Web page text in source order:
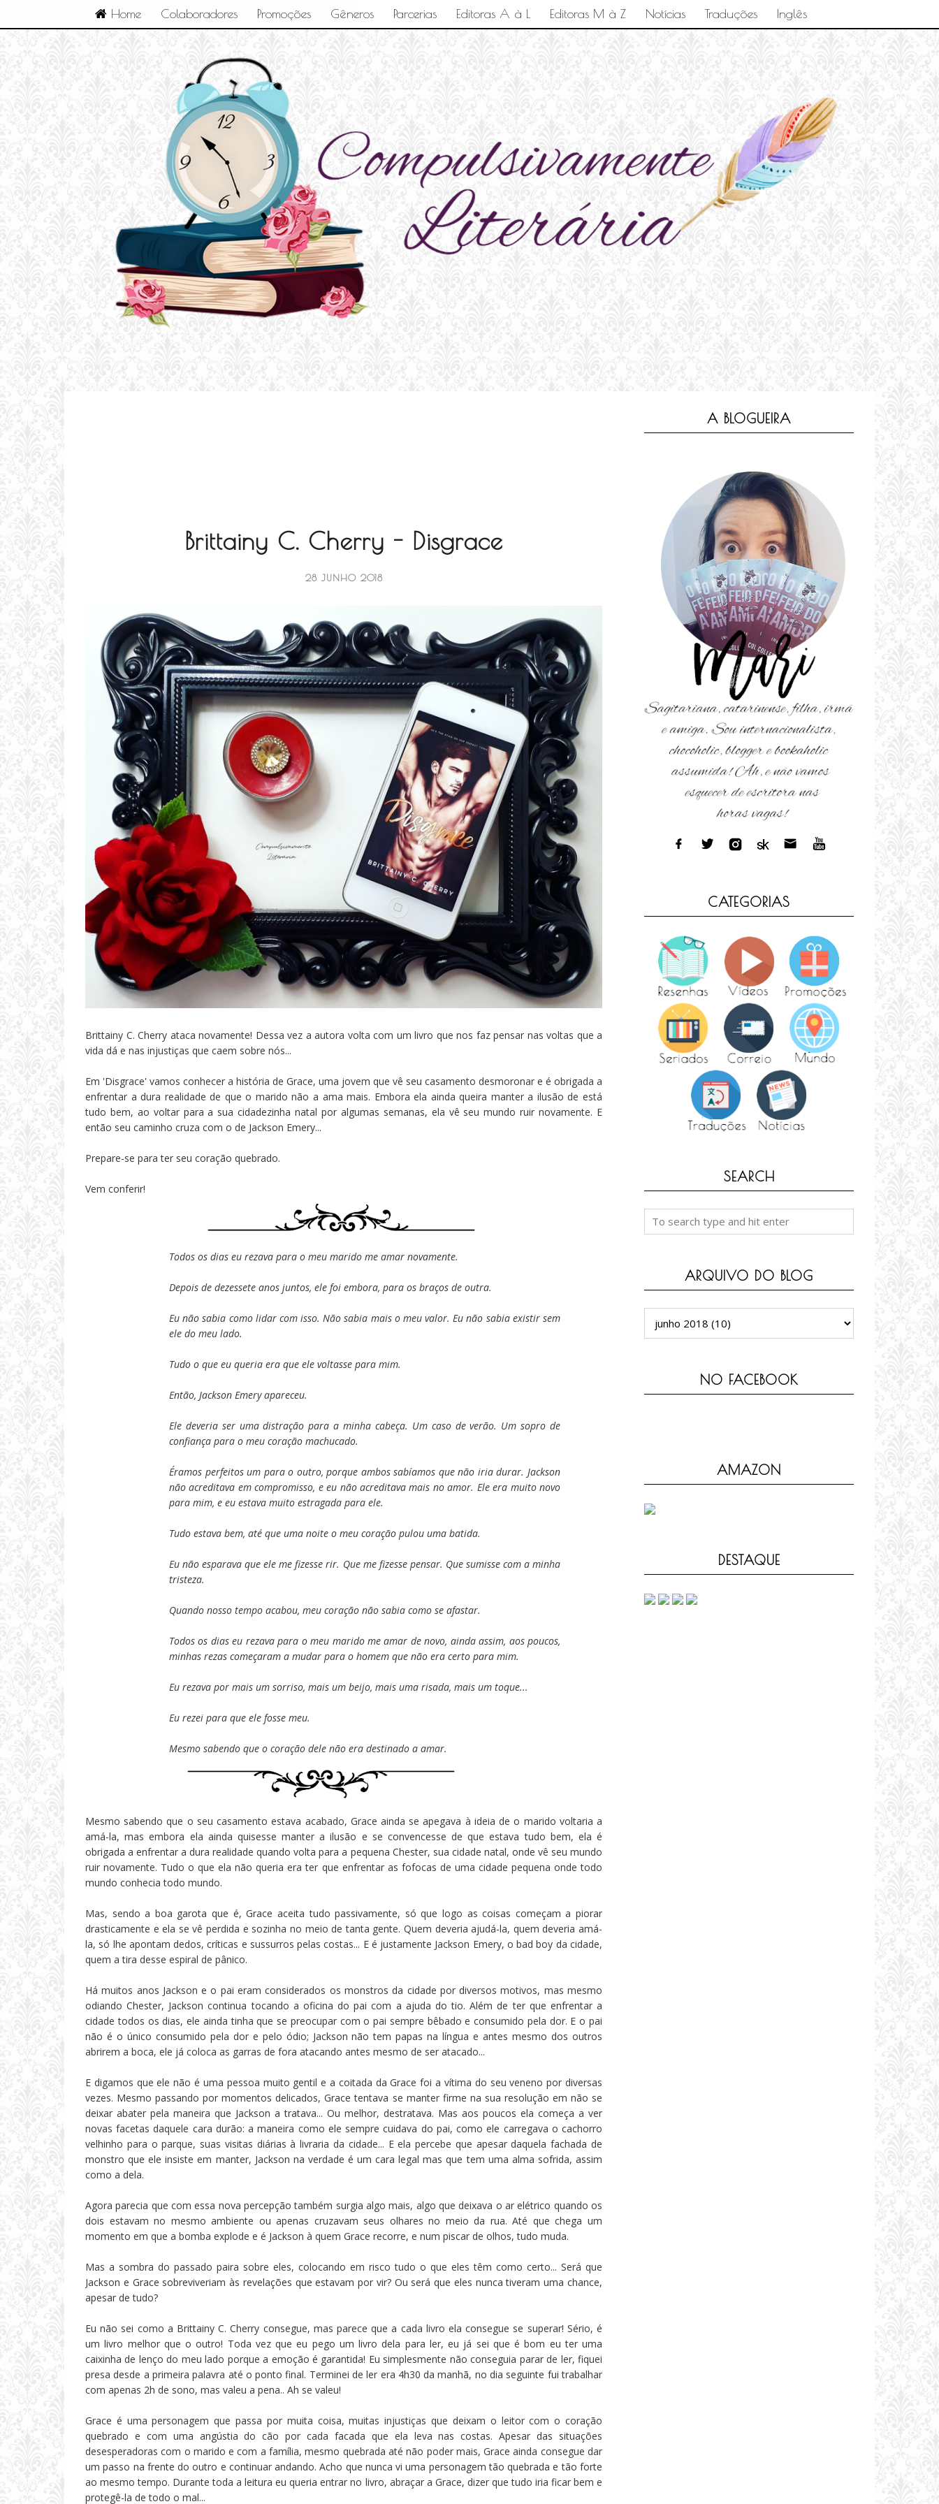
Home Colaboradores Promoções Gêneros Parcerias Editoras A à L Editoras M à Z Notícias Traduções Inglês
Brittainy C. Cherry - Disgrace
28 JUNHO 2018
Brittainy C. Cherry ataca novamente! Dessa vez a autora volta com um livro que nos faz pensar nas voltas que a
vida dá e nas injustiças que caem sobre nós...
Em 'Disgrace' vamos conhecer a história de Grace, uma jovem que vê seu casamento desmoronar e é obrigada a
enfrentar a dura realidade de que o marido não a ama mais. Embora ela ainda queira manter a ilusão de está
tudo bem, ao voltar para a sua cidadezinha natal por algumas semanas, ela vê seu mundo ruir novamente. E
então seu caminho cruza com o de Jackson Emery...
Prepare-se para ter seu coração quebrado.
Vem conferir!
Todos os dias eu rezava para o meu marido me amar novamente.
Depois de dezessete anos juntos, ele foi embora, para os braços de outra.
Eu não sabia como lidar com isso. Não sabia mais o meu valor. Eu não sabia existir sem
ele do meu lado.
Tudo o que eu queria era que ele voltasse para mim.
Então, Jackson Emery apareceu.
Ele deveria ser uma distração para a minha cabeça. Um caso de verão. Um sopro de
confiança para o meu coração machucado.
Éramos perfeitos um para o outro, porque ambos sabíamos que não iria durar. Jackson
não acreditava em compromisso, e eu não acreditava mais no amor. Ele era muito novo
para mim, e eu estava muito estragada para ele.
Tudo estava bem, até que uma noite o meu coração pulou uma batida.
Eu não esparava que ele me fizesse rir. Que me fizesse pensar. Que sumisse com a minha
tristeza.
Quando nosso tempo acabou, meu coração não sabia como se afastar.
Todos os dias eu rezava para o meu marido me amar de novo, ainda assim, aos poucos,
minhas rezas começaram a mudar para o homem que não era certo para mim.
Eu rezava por mais um sorriso, mais um beijo, mais uma risada, mais um toque...
Eu rezei para que ele fosse meu.
Mesmo sabendo que o coração dele não era destinado a amar.
Mesmo sabendo que o seu casamento estava acabado, Grace ainda se apegava à ideia de o marido voltaria a
amá-la, mas embora ela ainda quisesse manter a ilusão e se convencesse de que estava tudo bem, ela é
obrigada a enfrentar a dura realidade quando volta para a pequena Chester, sua cidade natal, onde vê seu mundo
ruir novamente. Tudo o que ela não queria era ter que enfrentar as fofocas de uma cidade pequena onde todo
mundo conhecia todo mundo.
Mas, sendo a boa garota que é, Grace aceita tudo passivamente, só que logo as coisas começam a piorar
drasticamente e ela se vê perdida e sozinha no meio de tanta gente. Quem deveria ajudá-la, quem deveria amá-
la, só lhe apontam dedos, críticas e sussurros pelas costas... E é justamente Jackson Emery, o bad boy da cidade,
quem a tira desse espiral de pânico.
Há muitos anos Jackson e o pai eram considerados os monstros da cidade por diversos motivos, mas mesmo
odiando Chester, Jackson continua tocando a oficina do pai com a ajuda do tio. Além de ter que enfrentar a
cidade todos os dias, ele ainda tinha que se preocupar com o pai sempre bêbado e consumido pela dor. E o pai
não é o único consumido pela dor e pelo ódio; Jackson não tem papas na língua e antes mesmo dos outros
abrirem a boca, ele já coloca as garras de fora atacando antes mesmo de ser atacado...
E digamos que ele não é uma pessoa muito gentil e a coitada da Grace foi a vítima do seu veneno por diversas
vezes. Mesmo passando por momentos delicados, Grace tentava se manter firme na sua resolução em não se
deixar abater pela maneira que Jackson a tratava... Ou melhor, destratava. Mas aos poucos ela começa a ver
novas facetas daquele cara durão: a maneira como ele sempre cuidava do pai, como ele carregava o cachorro
velhinho para o parque, suas visitas diárias à livraria da cidade... E ela percebe que apesar daquela fachada de
monstro que ele insiste em manter, Jackson na verdade é um cara legal mas que tem uma alma sofrida, assim
como a dela.
Agora parecia que com essa nova percepção também surgia algo mais, algo que deixava o ar elétrico quando os
dois estavam no mesmo ambiente ou apenas cruzavam seus olhares no meio da rua. Até que chega um
momento em que a bomba explode e é Jackson à quem Grace recorre, e num piscar de olhos, tudo muda.
Mas a sombra do passado paira sobre eles, colocando em risco tudo o que eles têm como certo... Será que
Jackson e Grace sobreviveriam às revelações que estavam por vir? Ou será que eles nunca tiveram uma chance,
apesar de tudo?
Eu não sei como a Brittainy C. Cherry consegue, mas parece que a cada livro ela consegue se superar! Sério, é
um livro melhor que o outro! Toda vez que eu pego um livro dela para ler, eu já sei que é bom eu ter uma
caixinha de lenço do meu lado porque a emoção é garantida! Eu simplesmente não conseguia parar de ler, fiquei
presa desde a primeira palavra até o ponto final. Terminei de ler era 4h30 da manhã, no dia seguinte fui trabalhar
com apenas 2h de sono, mas valeu a pena.. Ah se valeu!
Grace é uma personagem que passa por muita coisa, muitas injustiças que deixam o leitor com o coração
quebrado e com uma angústia do cão por cada facada que ela leva nas costas. Apesar das situações
desesperadoras com o marido e com a família, mesmo quebrada até não poder mais, Grace ainda consegue dar
um passo na frente do outro e continuar andando. Acho que nunca vi uma personagem tão quebrada e tão forte
ao mesmo tempo. Durante toda a leitura eu queria entrar no livro, abraçar a Grace, dizer que tudo iria ficar bem e
protegê-la de todo o mal...
A BLOGUEIRA
CATEGORIAS
SEARCH
ARQUIVO DO BLOG
NO FACEBOOK
AMAZON
DESTAQUE